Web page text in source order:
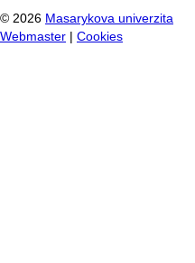
© 2026 Masarykova univerzita
Webmaster
Cookies